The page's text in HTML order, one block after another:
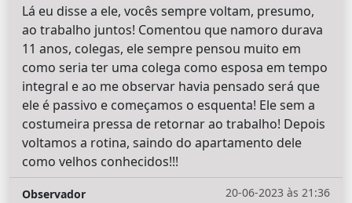
Lá eu disse a ele, vocês sempre voltam, presumo,
ao trabalho juntos! Comentou que namoro durava
11 anos, colegas, ele sempre pensou muito em
como seria ter uma colega como esposa em tempo
integral e ao me observar havia pensado será que
ele é passivo e começamos o esquenta! Ele sem a
costumeira pressa de retornar ao trabalho! Depois
voltamos a rotina, saindo do apartamento dele
como velhos conhecidos!!!
20-06-2023 às 21:36
Observador